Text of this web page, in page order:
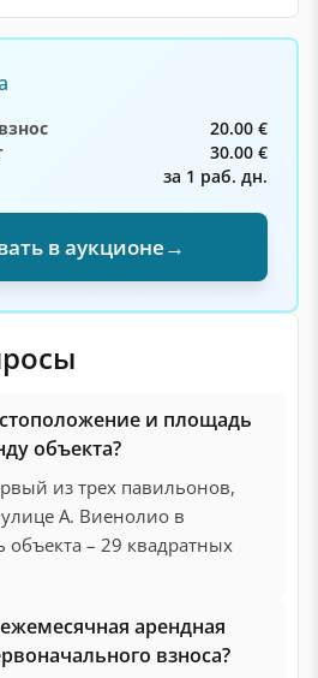
и площадь
объекта?
из трех павильонов,
А. Виенолио в
– 29 квадратных
арендная
взноса?
20.00 €
30.00 €
за 1 раб. дн.
в аукционе→